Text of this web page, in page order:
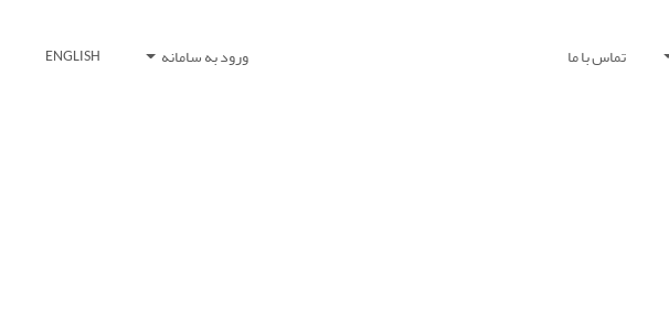
تماس با ما ورود به سامانه ENGLISH